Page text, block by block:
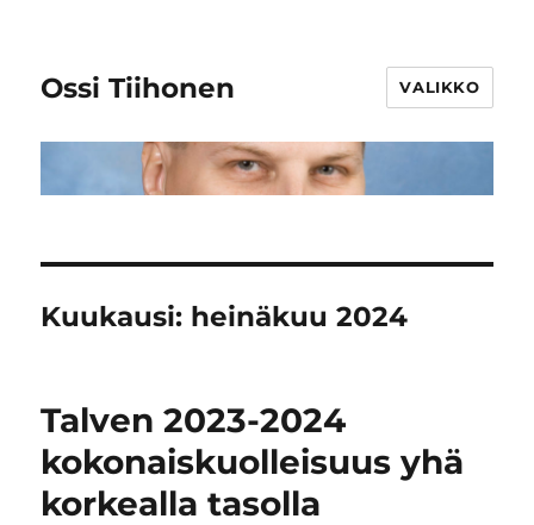
Ossi Tiihonen VALIKKO
Kuukausi: heinäkuu 2024
Talven 2023-2024
kokonaiskuolleisuus yhä
korkealla tasolla